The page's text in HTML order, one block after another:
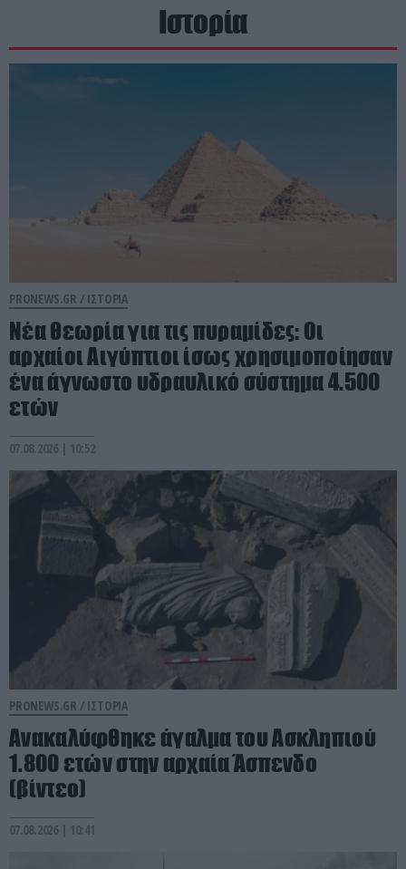
Ιστορία
PRONEWS.GR / ΙΣΤΟΡΙΑ
Νέα θεωρία για τις πυραμίδες: Οι
αρχαίοι Αιγύπτιοι ίσως χρησιμοποίησαν
ένα άγνωστο υδραυλικό σύστημα 4.500
ετών
07.08.2026 | 10:52
PRONEWS.GR / ΙΣΤΟΡΙΑ
Ανακαλύφθηκε άγαλμα του Ασκληπιού
1.800 ετών στην αρχαία Άσπενδο
(βίντεο)
07.08.2026 | 10:41